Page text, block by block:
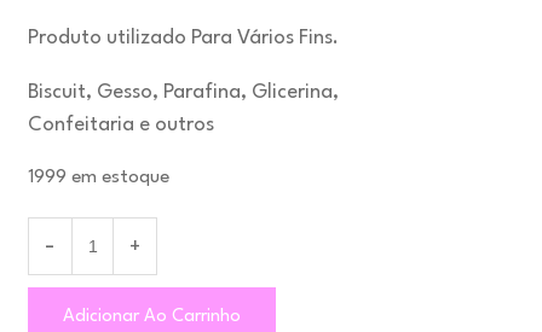
Produto utilizado Para Vários Fins.
Biscuit, Gesso, Parafina, Glicerina,
Confeitaria e outros
1999 em estoque
Adicionar Ao Carrinho